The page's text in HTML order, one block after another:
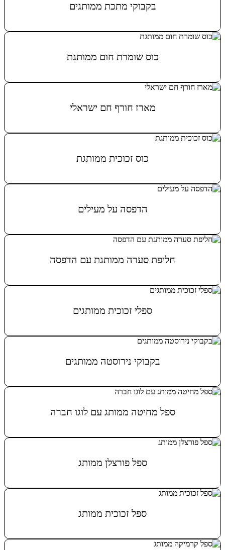
בקבוקי מתכת ממותגים
מידע נוסף
כוס שומרת חום ממותגת
מידע נוסף
מארז חורף חם ישראלי
מידע נוסף
כוס זכוכית ממותגת
מידע נוסף
הדפסה על מעילים
מידע נוסף
חליפת סערה ממותגת עם הדפסה
מידע נוסף
ספלי זכוכית ממותגים
מידע נוסף
בקבוקי נירוסטה ממותגים
מידע נוסף
ספל מחיטה ממותג עם לוגו חברה
מידע נוסף
ספל פורצלן ממותג
מידע נוסף
ספל זכוכית ממותג
מידע נוסף